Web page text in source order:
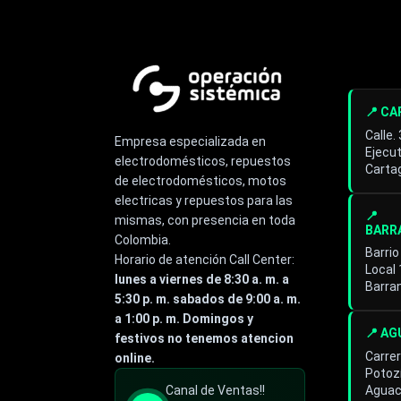
Empresa especializada en
electrodomésticos, repuestos
de electrodomésticos, motos
electricas y repuestos para las
mismas, con presencia en toda
Colombia.
Horario de atención Call Center:
lunes a viernes de 8:30 a. m. a
5:30 p. m. sabados de 9:00 a. m.
a 1:00 p. m. Domingos y
festivos no tenemos atencion
online.
Canal de Ventas!!
📍
Calle.
📍
Local
📍
Especialista de operación
sistémica